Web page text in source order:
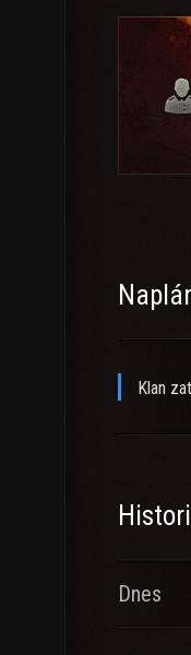
+ 56%
+ 2500
Klan
Dnes